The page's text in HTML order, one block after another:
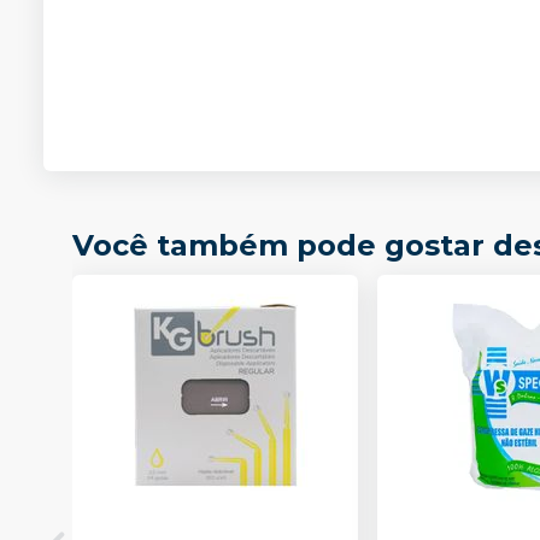
Você também pode gostar